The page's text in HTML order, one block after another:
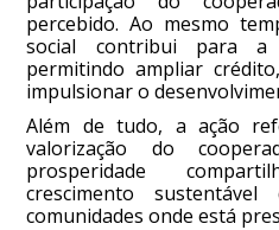
percebido. Ao mesmo
social contribui para a
permitindo ampliar
impulsionar o
Além de tudo, a ação
valorização do
prosperidade
crescimento
comunidades onde está